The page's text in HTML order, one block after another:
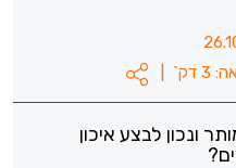
דק`
ונכון לבצע איכון